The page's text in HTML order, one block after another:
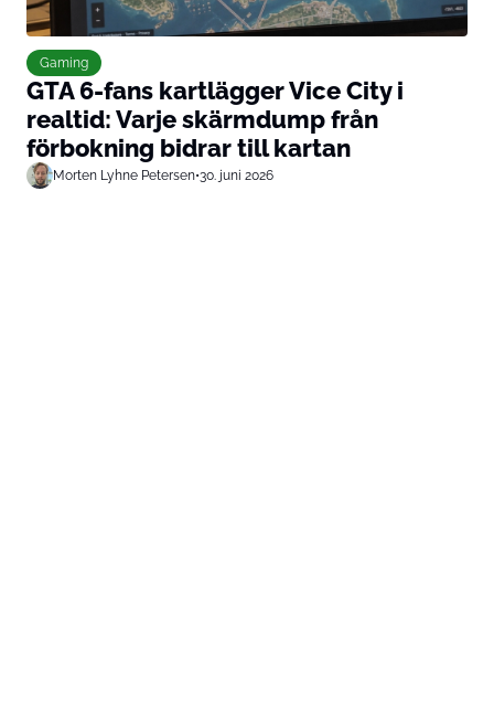
Gaming
GTA 6-fans kartlägger Vice City i
realtid: Varje skärmdump från
förbokning bidrar till kartan
Morten Lyhne Petersen•30. juni 2026